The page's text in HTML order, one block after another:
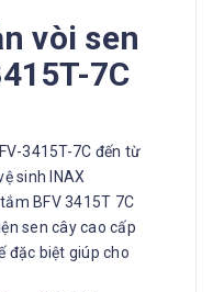
vòi sen
7C
3415T-7C đến từ
sinh INAX
BFV 3415T 7C
sen cây cao cấp
đặc biệt giúp cho